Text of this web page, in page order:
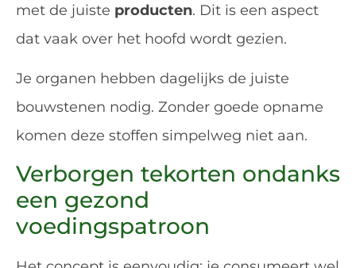
met de juiste producten. Dit is een aspect
dat vaak over het hoofd wordt gezien.
Je organen hebben dagelijks de juiste
bouwstenen nodig. Zonder goede opname
komen deze stoffen simpelweg niet aan.
Verborgen tekorten ondanks
een gezond
voedingspatroon